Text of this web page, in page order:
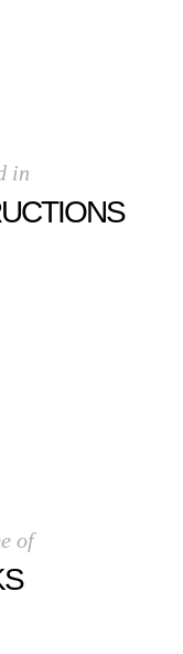
in
of